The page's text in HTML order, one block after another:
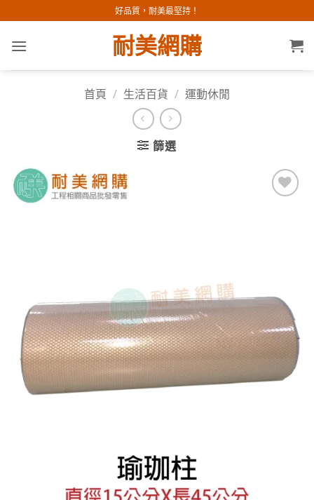
to
content
好品質，耐美最堅持！
耐美網購
首頁 / 生活百貨 / 運動休閒
篩選